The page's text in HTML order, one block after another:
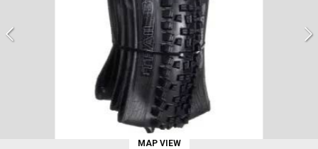
MAP VIEW